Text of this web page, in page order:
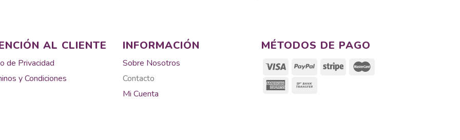
AL CLIENTE
de Privacidad
y Condiciones
INFORMACIÓN
Sobre Nosotros
Contacto
Mi Cuenta
MÉTODOS DE PAGO